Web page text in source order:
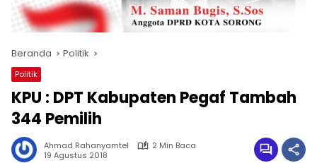
Beranda Politik
Politik
KPU : DPT Kabupaten Pegaf Tambah
344 Pemilih
Ahmad Rahanyamtel
2 Min Baca
19 Agustus 2018